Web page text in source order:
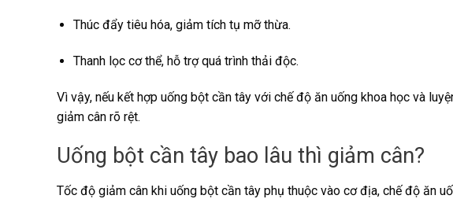
Thúc đẩy tiêu hóa, giảm tích tụ mỡ thừa.
Thanh lọc cơ thể, hỗ trợ quá trình thải độc.
Vì vậy, nếu kết hợp uống bột cần tây với chế độ ăn uống khoa học và
giảm cân rõ rệt.
Uống bột cần tây bao lâu thì giảm cân?
Tốc độ giảm cân khi uống bột cần tây phụ thuộc vào cơ địa, chế độ ăn